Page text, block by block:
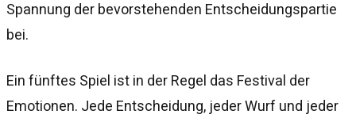
Spannung der bevorstehenden Entscheidungspartie
bei.
Ein fünftes Spiel ist in der Regel das Festival der
Emotionen. Jede Entscheidung, jeder Wurf und jeder